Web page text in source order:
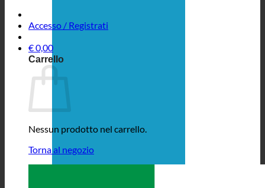
Accesso / Registrati
€0,00
Carrello
Nessun prodotto nel carrello.
Torna al negozio